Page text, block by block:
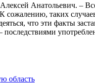
Анатольевич.
таких
что эти факты
область